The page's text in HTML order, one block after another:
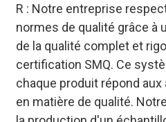
R : Notre entreprise
normes de qualité grâce à
de la qualité complet et
certification SMQ. Ce
chaque produit répond
en matière de qualité.